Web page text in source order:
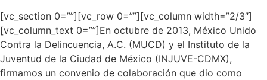
[vc_section 0=””][vc_row 0=””][vc_column width=”2/3″]
[vc_column_text 0=””]En octubre de 2013, México Unido
Contra la Delincuencia, A.C. (MUCD) y el Instituto de la
Juventud de la Ciudad de México (INJUVE-CDMX),
firmamos un convenio de colaboración que dio como